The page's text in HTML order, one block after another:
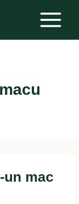
un mac